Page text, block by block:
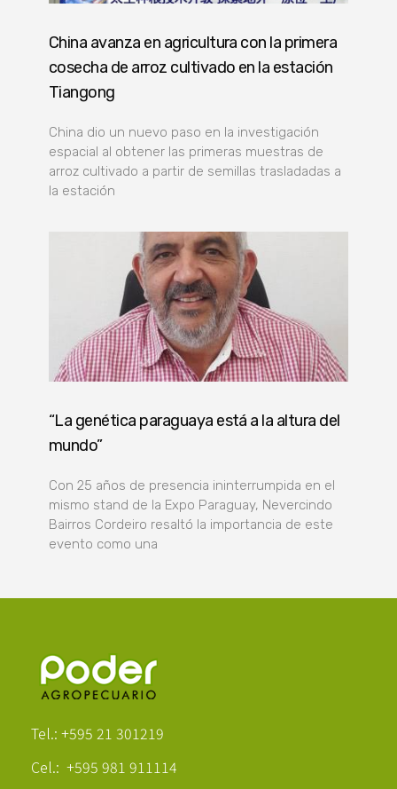
China avanza en agricultura con la primera
cosecha de arroz cultivado en la estación
Tiangong
China dio un nuevo paso en la investigación
espacial al obtener las primeras muestras de
arroz cultivado a partir de semillas trasladadas a
la estación
“La genética paraguaya está a la altura del
mundo”
Con 25 años de presencia ininterrumpida en el
mismo stand de la Expo Paraguay, Nevercindo
Bairros Cordeiro resaltó la importancia de este
evento como una
Tel.: +595 21 301219
Cel.: +595 981 911114